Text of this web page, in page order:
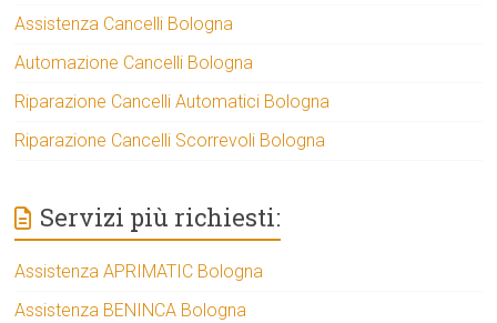
Assistenza Cancelli Bologna
Automazione Cancelli Bologna
Riparazione Cancelli Automatici Bologna
Riparazione Cancelli Scorrevoli Bologna
Servizi più richiesti:
Assistenza APRIMATIC Bologna
Assistenza BENINCA Bologna